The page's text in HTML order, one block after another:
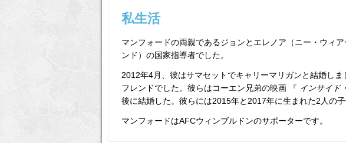
私生活
マンフォードの両親であるジョンとエレノア（ニー・ウィ
ンド）の国家指導者でした。
2012年4月、彼はサマセットでキャリーマリガンと結婚し
フレンドでした。彼らはコーエン兄弟の映画 『 インサイド
後に結婚した。彼らには2015年と2017年に生まれた2人の子
マンフォードはAFCウィンブルドンのサポーターです。